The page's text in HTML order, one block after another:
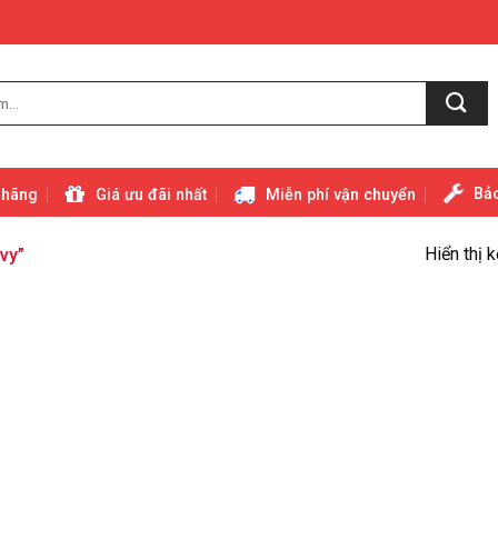
Giá ưu đãi nhất Miễn phí vận chuyển
Hiển thị